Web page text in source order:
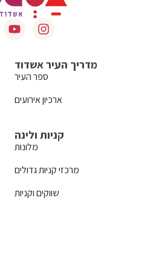
מדריך העיר אשדוד
ספר העיר
ארכיון אירועים
קניות ולינה
מלונות
מרכזי קניות גדולים
שווקים וקניות